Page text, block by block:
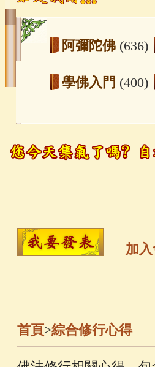
阿彌陀佛 (636)
學佛入門 (400)
玉曆寶鈔(236)
觀世音菩薩
金山活佛
善財童子五十
加
首頁>綜合修行心得